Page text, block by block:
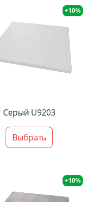
+10%
Серый U9203
Выбрать
+10%